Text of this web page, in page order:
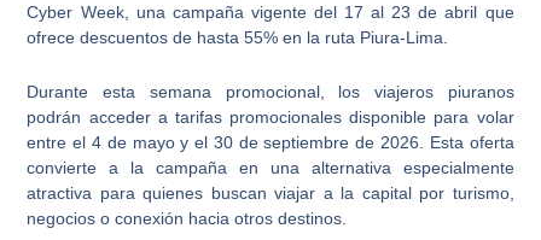
Cyber Week, una campaña vigente del 17 al 23 de abril que
ofrece descuentos de hasta 55% en la ruta Piura-Lima.
Durante esta semana promocional, los viajeros piuranos
podrán acceder a tarifas promocionales disponible para volar
entre el 4 de mayo y el 30 de septiembre de 2026. Esta oferta
convierte a la campaña en una alternativa especialmente
atractiva para quienes buscan viajar a la capital por turismo,
negocios o conexión hacia otros destinos.